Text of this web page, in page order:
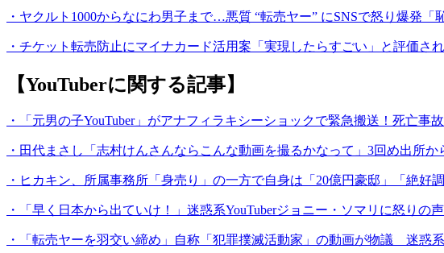
・ヤクルト1000からなにわ男子まで…悪質 “転売ヤー” にSNSで怒り爆発「
・チケット転売防止にマイナカード活用案「実現したらすごい」と評価さ
【YouTuberに関する記事】
・「元男の子YouTuber」がアナフィラキシーショックで緊急搬送！死亡事
・田代まさし「志村けんさんならこんな動画を撮るかなって」3回め出所か
・ヒカキン、所属事務所「身売り」の一方で自身は「20億円豪邸」「絶好
・「早く日本から出ていけ！」迷惑系YouTuberジョニー・ソマリに怒り
・「転売ヤーを羽交い締め」自称「犯罪撲滅活動家」の動画が物議 迷惑